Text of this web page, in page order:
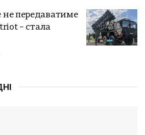
не передаватиме
– стала